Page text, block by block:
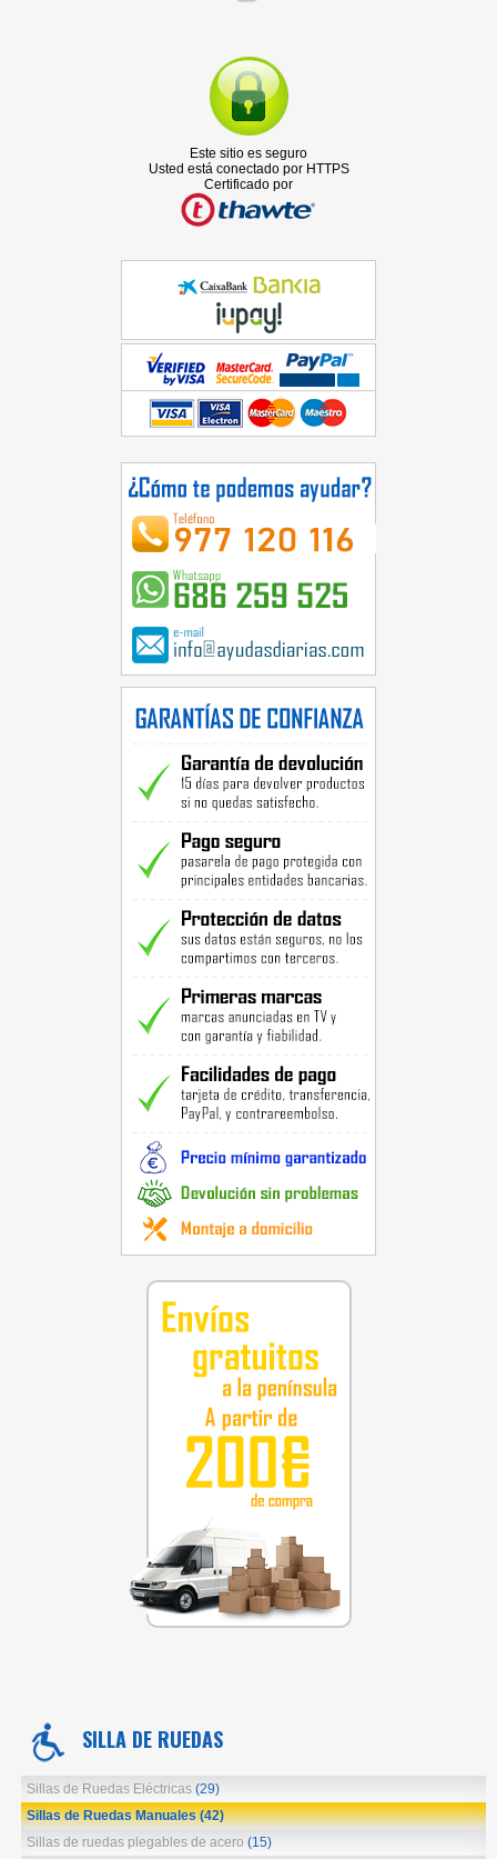
Este sitio es seguro
Usted está conectado por HTTPS
Certificado por
SILLA DE RUEDAS
Sillas de Ruedas Eléctricas (29)
Sillas de Ruedas Manuales(42)
Sillas de ruedas plegables de acero (15)